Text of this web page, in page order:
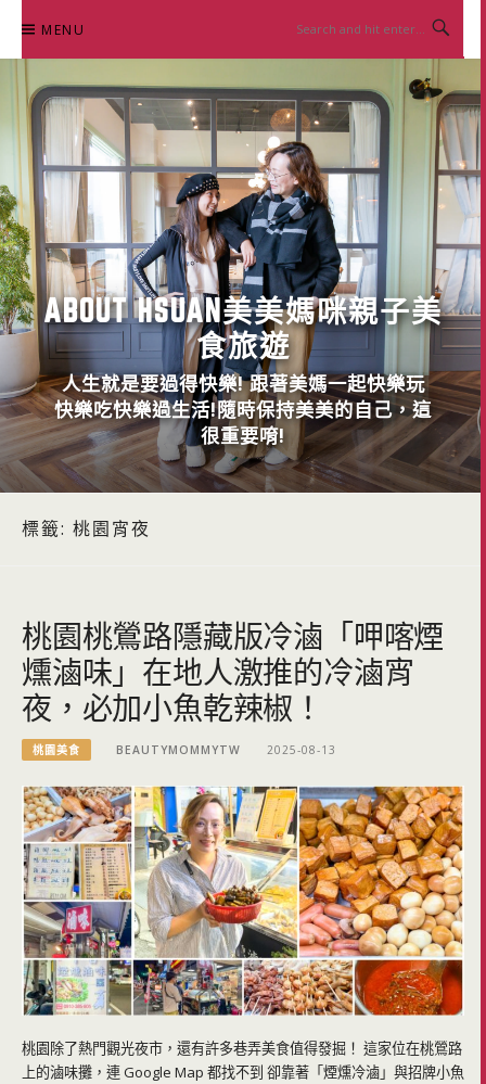
content
MENU
ABOUT HSUAN美美媽咪親子美
食旅遊
人生就是要過得快樂! 跟著美媽一起快樂玩
快樂吃快樂過生活!隨時保持美美的自己，這
很重要唷!
標籤: 桃園宵夜
桃園桃鶯路隱藏版冷滷「呷喀煙
燻滷味」在地人激推的冷滷宵
夜，必加小魚乾辣椒！
桃園美食 BEAUTYMOMMYTW 2025-08-13
桃園除了熱門觀光夜市，還有許多巷弄美食值得發掘！ 這家位在桃鶯路
上的滷味攤，連 Google Map 都找不到 卻靠著「煙燻冷滷」與招牌小魚